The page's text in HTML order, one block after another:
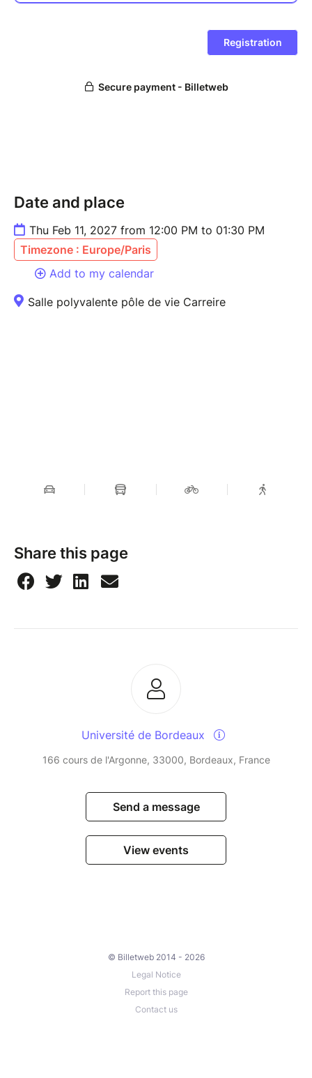
Date and place
Thu Feb 11, 2027 from 12:00 PM to 01:30 PM
Timezone : Europe/Paris
Add to my calendar
Salle polyvalente pôle de vie Carreire
Share this page
Université de Bordeaux
166 cours de l'Argonne, 33000, Bordeaux, France
Send a message
View events
© Billetweb 2014 - 2026
Legal Notice
Report this page
Contact us